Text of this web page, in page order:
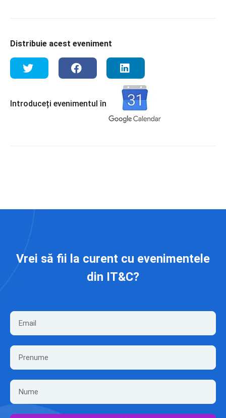
Distribuie acest eveniment
Introduceți evenimentul în
Vrei să fii la curent cu evenimentele
din IT&C?